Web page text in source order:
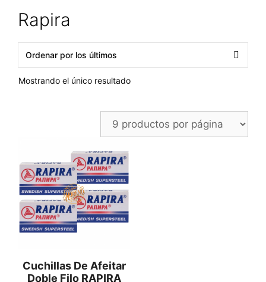
Rapira
Mostrando el único resultado
Cuchillas De Afeitar
Doble Filo RAPIRA